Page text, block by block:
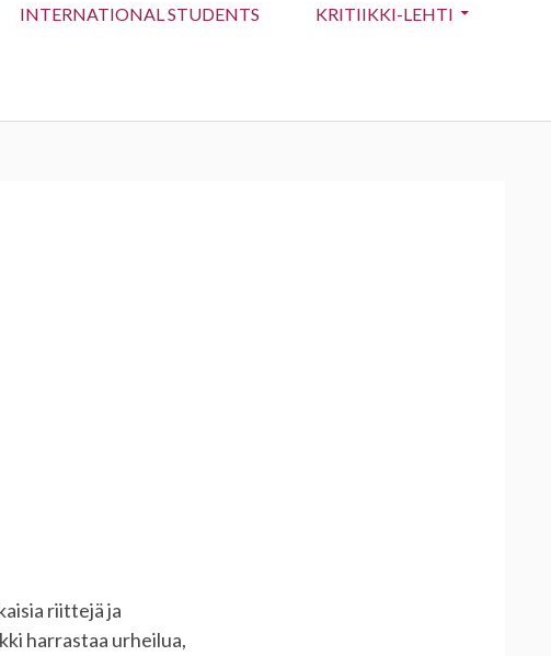
INTERNATIONAL STUDENTS KRITIIKKI-LEHTI
riittejä ja
harrastaa urheilua,